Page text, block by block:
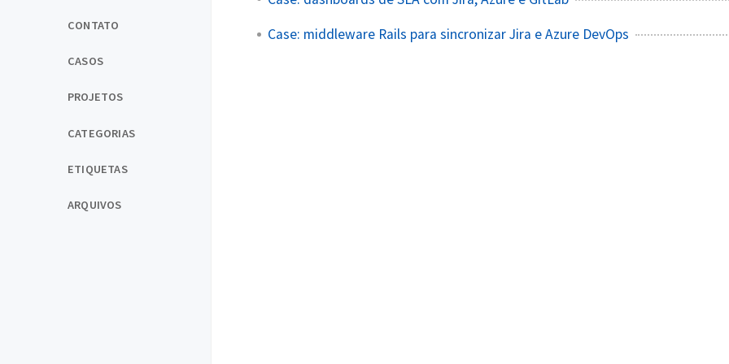
CONTATO
CASOS
PROJETOS
CATEGORIAS
ETIQUETAS
ARQUIVOS
Case: middleware Rails para sincronizar Jira e Azure DevOps